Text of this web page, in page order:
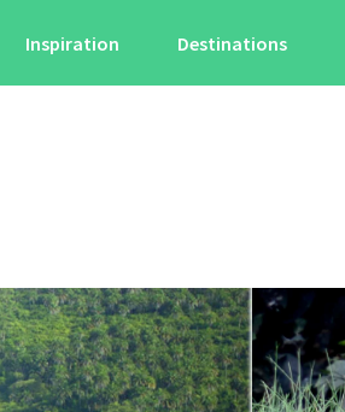
Inspiration Destinations